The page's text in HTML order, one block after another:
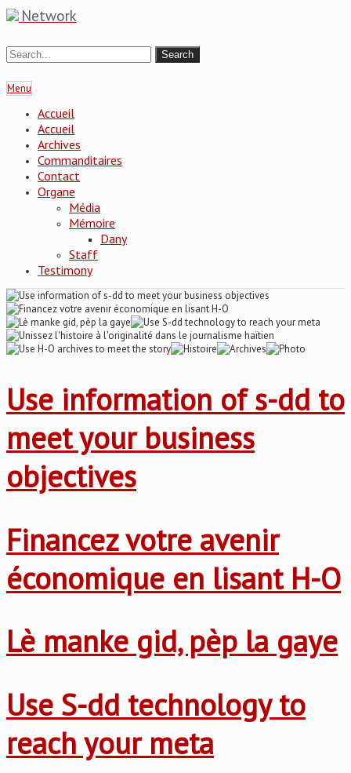
Network
Menu
Accueil
Accueil
Archives
Commanditaires
Contact
Organe
Média
Mémoire
Dany
Staff
Testimony
Use information of s-dd to
meet your business
objectives
Financez votre avenir
économique en lisant H-O
Lè manke gid, pèp la gaye
Use S-dd technology to
reach your meta